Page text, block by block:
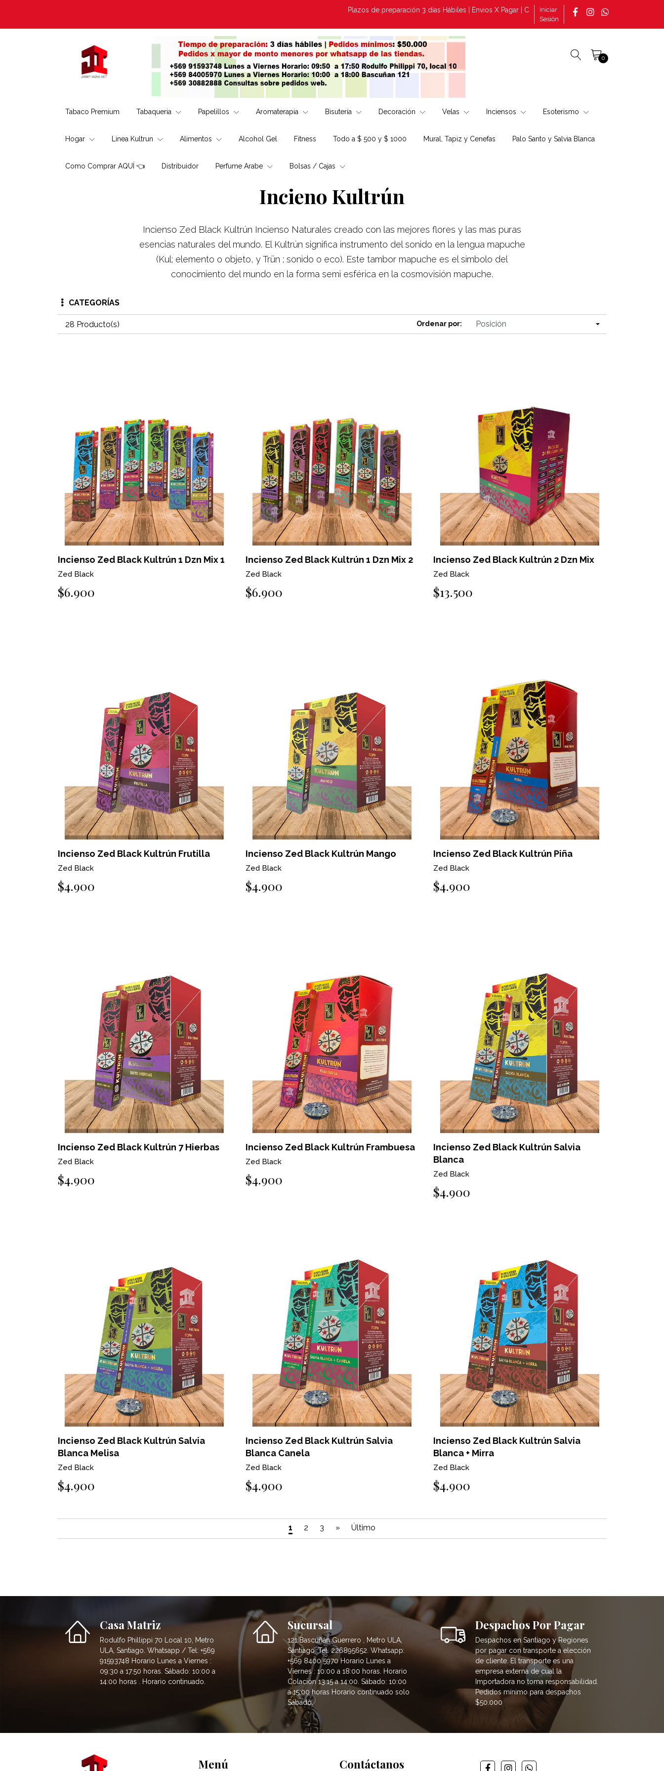
Plazos de preparación 3 días Hábiles | Envios X Pagar | Consultas por pedidos tomado en la página +569
Iniciar
Sesión
0
Tabaco Premium Tabaqueria Papelillos Aromaterapia Bisutería Decoración Velas Inciensos Esoterismo
Hogar Linea Kultrun Alimentos Alcohol Gel Fitness Todo a $ 500 y $ 1000 Mural, Tapiz y Cenefas Palo Santo y Salvia Blanca
Como Comprar AQUÍ 👈 Distribuidor Perfume Arabe Bolsas / Cajas
Incieno Kultrún
Incienso Zed Black Kultrún Incienso Naturales creado con las mejores flores y las mas puras
esencias naturales del mundo. El Kultrún significa instrumento del sonido en la lengua mapuche
(Kul; elemento o objeto, y Trün ; sonido o eco). Este tambor mapuche es el simbolo del
conocimiento del mundo en la forma semi esférica en la cosmovisión mapuche.
CATEGORÍAS
28 Producto(s) Ordenar por:
Incienso Zed Black Kultrún 1 Dzn Mix 1
Zed Black
$6.900
Incienso Zed Black Kultrún 1 Dzn Mix 2
Zed Black
$6.900
Incienso Zed Black Kultrún 2 Dzn Mix
Zed Black
$13.500
Incienso Zed Black Kultrún Frutilla
Zed Black
$4.900
Incienso Zed Black Kultrún Mango
Zed Black
$4.900
Incienso Zed Black Kultrún Piña
Zed Black
$4.900
Incienso Zed Black Kultrún 7 Hierbas
Zed Black
$4.900
Incienso Zed Black Kultrún Frambuesa
Zed Black
$4.900
Incienso Zed Black Kultrún Salvia
Blanca
Zed Black
$4.900
Incienso Zed Black Kultrún Salvia
Blanca Melisa
Zed Black
$4.900
Incienso Zed Black Kultrún Salvia
Blanca Canela
Zed Black
$4.900
Incienso Zed Black Kultrún Salvia
Blanca + Mirra
Zed Black
$4.900
1 2 3 » Último
Casa Matriz
Rodulfo Phillippi 70 Local 10, Metro
ULA, Santiago. Whatsapp / Tel: +569
91593748 Horario Lunes a Viernes :
09:30 a 17:50 horas. Sábado: 10:00 a
14:00 horas . Horario continuado.
Sucursal
121 Bascuñán Guerrero , Metro ULA,
Santiago. Tel: 226895652. Whatsapp:
+569 8400 5970 Horario Lunes a
Viernes : 10:00 a 18:00 horas. Horario
Colación 13:15 a 14:00. Sábado: 10:00
a 15:00 horas Horario continuado solo
Sábado.
Despachos Por Pagar
Despachos en Santiago y Regiones
por pagar con transporte a elección
de cliente. El transporte es una
empresa externa de cual la
Importadora no toma responsabilidad.
Pedidos mínimo para despachos
$50.000
Menú Contáctanos